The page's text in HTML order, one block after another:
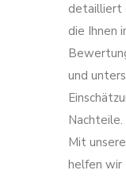
detailliert
die Ihnen
und
Nachteile.
Mit
helfen wir